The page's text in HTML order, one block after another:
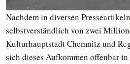
Nachdem in diversen
selbstverständlich von zwei
Kulturhauptstadt Chemnitz und
sich dieses Aufkommen offenbar